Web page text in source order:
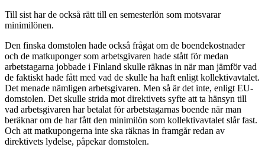
Till sist har de också rätt till en semesterlön som motsvarar
minimilönen.
Den finska domstolen hade också frågat om de boendekostnader
och de matkuponger som arbetsgivaren hade stått för medan
arbetstagarna jobbade i Finland skulle räknas in när man jämför vad
de faktiskt hade fått med vad de skulle ha haft enligt kollektivavtalet.
Det menade nämligen arbetsgivaren. Men så är det inte, enligt EU-
domstolen. Det skulle strida mot direktivets syfte att ta hänsyn till
vad arbetsgivaren har betalat för arbetstagarnas boende när man
beräknar om de har fått den minimilön som kollektivavtalet slår fast.
Och att matkupongerna inte ska räknas in framgår redan av
direktivets lydelse, påpekar domstolen.